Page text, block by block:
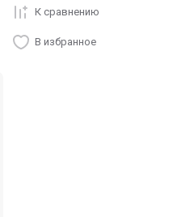
К сравнению
В избранное